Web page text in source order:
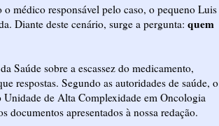
médico responsável pelo caso, o pequeno Luis
Diante deste cenário, surge a pergunta: quem
Saúde sobre a escassez do medicamento,
respostas. Segundo as autoridades de saúde, o
de Alta Complexidade em Oncologia
apresentados à nossa redação.